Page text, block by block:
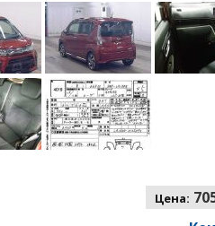
Цена: